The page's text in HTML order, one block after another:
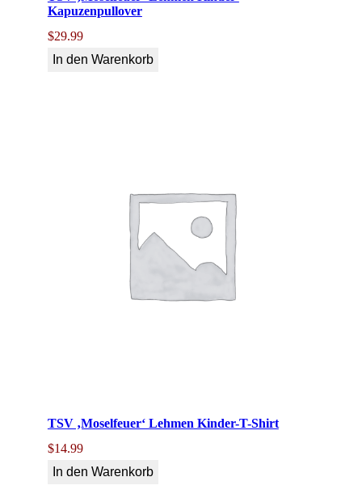
Kapuzenpullover
$29.99
In den Warenkorb
TSV ‚Moselfeuer‘ Lehmen Kinder-T-Shirt
$14.99
In den Warenkorb